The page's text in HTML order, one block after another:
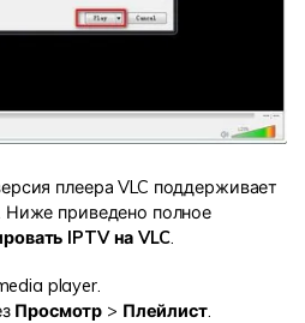
плеера VLC поддерживает
Ниже приведено полное
IPTV на VLC.
player.
Просмотр > Плейлист.